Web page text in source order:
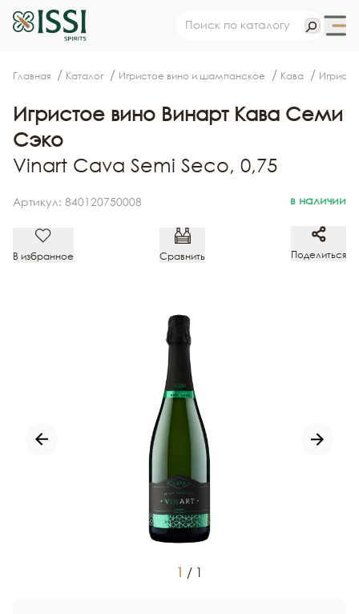
Главная Каталог Игристое вино и шампанское Кава
Игристое вино Винарт Кава Семи
Сэко
Vinart Cava Semi Seco, 0,75
Артикул: 840120750008 в наличии
В избранное Сравнить Поделиться
1 / 1